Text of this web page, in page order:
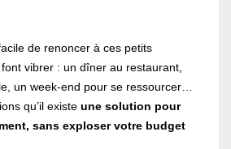
de renoncer à ces petits
vibrer : un dîner au restaurant,
un week-end pour se ressourcer…
qu’il existe une solution pour
sans exploser votre budget